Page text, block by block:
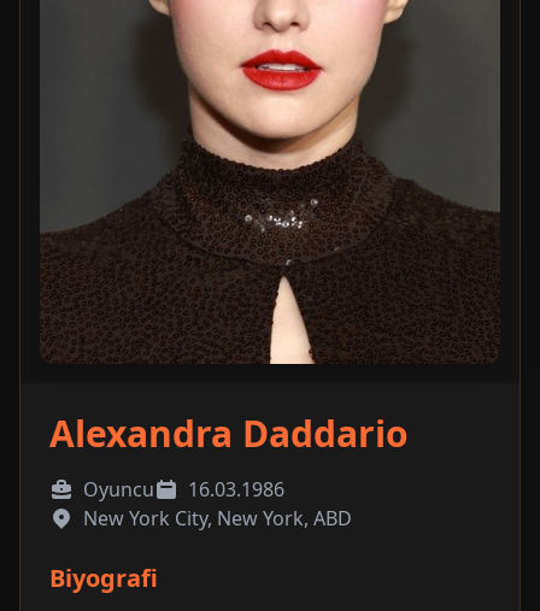
Alexandra Daddario
Oyuncu
16.03.1986
New York City, New York, ABD
Biyografi